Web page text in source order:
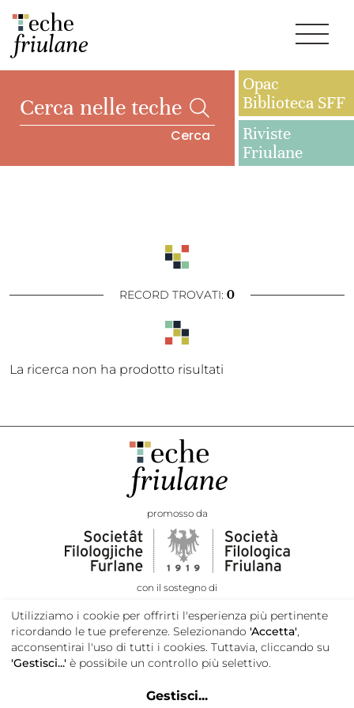
Cerca
Opac
Biblioteca SFF
Riviste
Friulane
RECORD TROVATI: 0
La ricerca non ha prodotto risultati
promosso da
con il sostegno di
Utilizziamo i cookie per offrirti l'esperienza più pertinente
ricordando le tue preferenze. Selezionando 'Accetta',
acconsentirai l'uso di tutti i cookies. Tuttavia, cliccando su
'Gestisci...' è possibile un controllo più selettivo.
Gestisci...